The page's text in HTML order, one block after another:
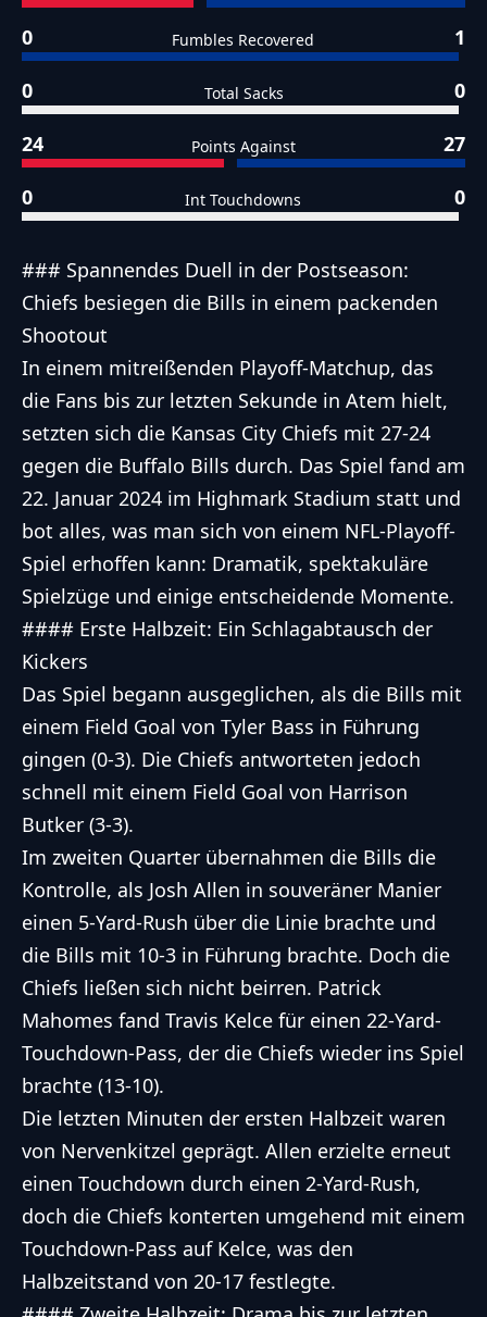
0 Fumbles Recovered 1
0 Total Sacks 0
24 Points Against 27
0 Int Touchdowns 0
### Spannendes Duell in der Postseason:
Chiefs besiegen die Bills in einem packenden
Shootout
In einem mitreißenden Playoff-Matchup, das
die Fans bis zur letzten Sekunde in Atem hielt,
setzten sich die Kansas City Chiefs mit 27-24
gegen die Buffalo Bills durch. Das Spiel fand am
22. Januar 2024 im Highmark Stadium statt und
bot alles, was man sich von einem NFL-Playoff-
Spiel erhoffen kann: Dramatik, spektakuläre
Spielzüge und einige entscheidende Momente.
#### Erste Halbzeit: Ein Schlagabtausch der
Kickers
Das Spiel begann ausgeglichen, als die Bills mit
einem Field Goal von Tyler Bass in Führung
gingen (0-3). Die Chiefs antworteten jedoch
schnell mit einem Field Goal von Harrison
Butker (3-3).
Im zweiten Quarter übernahmen die Bills die
Kontrolle, als Josh Allen in souveräner Manier
einen 5-Yard-Rush über die Linie brachte und
die Bills mit 10-3 in Führung brachte. Doch die
Chiefs ließen sich nicht beirren. Patrick
Mahomes fand Travis Kelce für einen 22-Yard-
Touchdown-Pass, der die Chiefs wieder ins Spiel
brachte (13-10).
Die letzten Minuten der ersten Halbzeit waren
von Nervenkitzel geprägt. Allen erzielte erneut
einen Touchdown durch einen 2-Yard-Rush,
doch die Chiefs konterten umgehend mit einem
Touchdown-Pass auf Kelce, was den
Halbzeitstand von 20-17 festlegte.